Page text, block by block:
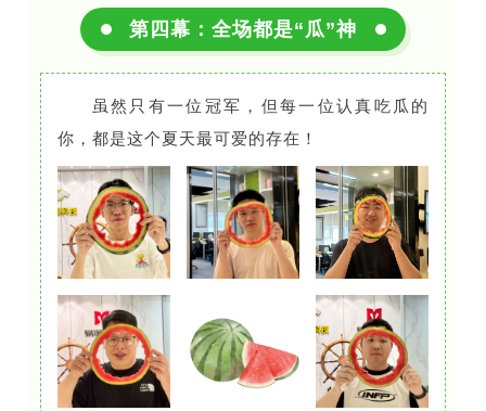
第四幕： 全场都是“瓜”神
虽然只有一位冠军，但每一位认真吃瓜的
你，都是这个夏天最可爱的存在！